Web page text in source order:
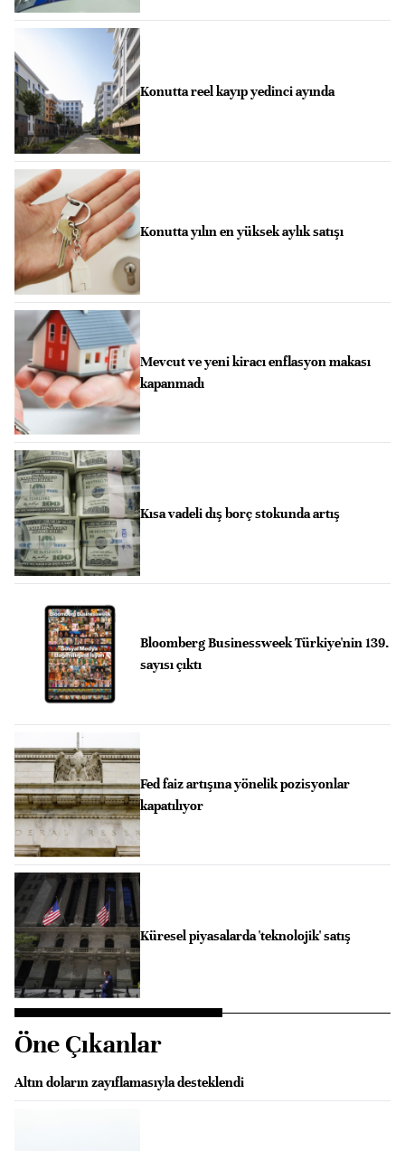
Konutta reel kayıp yedinci ayında
Konutta yılın en yüksek aylık satışı
Mevcut ve yeni kiracı enflasyon makası
kapanmadı
Kısa vadeli dış borç stokunda artış
Bloomberg Businessweek Türkiye'nin 139.
sayısı çıktı
Fed faiz artışına yönelik pozisyonlar
kapatılıyor
Küresel piyasalarda 'teknolojik' satış
Öne Çıkanlar
Altın doların zayıflamasıyla desteklendi